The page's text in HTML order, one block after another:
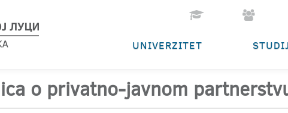
UNIVERZITET
o privatno-javnom